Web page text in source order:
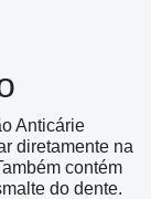
Anticárie
diretamente na
contém
do dente.